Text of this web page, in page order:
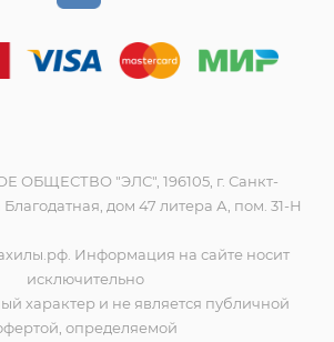
"ЭЛС", 196105, г. Санкт-
дом 47 литера А, пом. 31-Н
Информация на сайте носит
исключительно
характер и не является публичной
определяемой